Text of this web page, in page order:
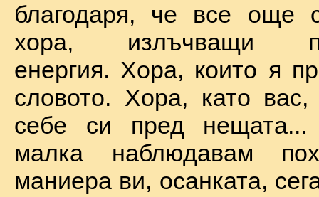
благодаря, че все още
хора, излъчващи
енергия. Хора, които я
словото. Хора, като
себе си пред
малка наблюдавам
маниера ви, осанката,